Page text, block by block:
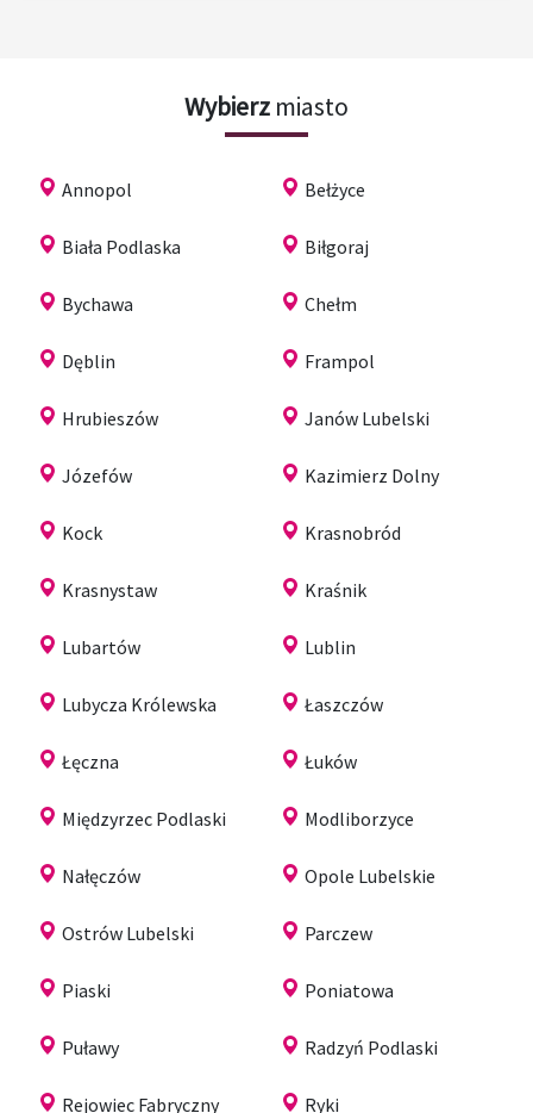
Wybierz miasto
Annopol Bełżyce
Biała Podlaska Biłgoraj
Bychawa Chełm
Dęblin Frampol
Hrubieszów Janów Lubelski
Józefów Kazimierz Dolny
Kock Krasnobród
Krasnystaw Kraśnik
Lubartów Lublin
Lubycza Królewska Łaszczów
Łęczna Łuków
Międzyrzec Podlaski Modliborzyce
Nałęczów Opole Lubelskie
Ostrów Lubelski Parczew
Piaski Poniatowa
Puławy Radzyń Podlaski
Rejowiec Fabryczny Ryki